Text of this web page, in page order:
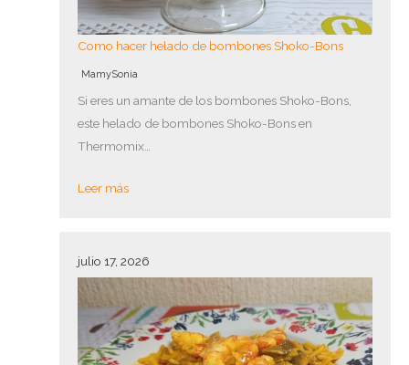
Como hacer helado de bombones Shoko-Bons
MamySonia
Si eres un amante de los bombones Shoko-Bons,
este helado de bombones Shoko-Bons en
Thermomix…
Leer más
julio 17, 2026